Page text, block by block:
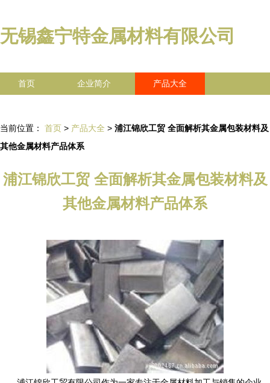
无锡鑫宁特金属材料有限公司
首页 企业简介 产品大全
当前位置： 首页 > 产品大全 > 浦江锦欣工贸 全面解析其金属包装材料及
其他金属材料产品体系
浦江锦欣工贸 全面解析其金属包装材料及
其他金属材料产品体系